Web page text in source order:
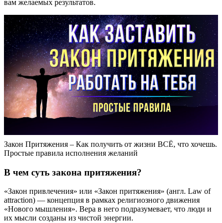
вам желаемых результатов.
Закон Притяжения – Как получить от жизни ВСЁ, что хочешь.
Простые правила исполнения желаний
В чем суть закона притяжения?
«Закон привлечения» или «Закон притяжения» (англ. Law of
attraction) — концепция в рамках религиозного движения
«Нового мышления». Вера в него подразумевает, что люди и
их мысли созданы из чистой энергии.